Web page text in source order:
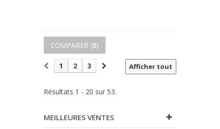
COMPARER (0)
Afficher tout
1 2 3
Résultats 1 - 20 sur 53.
MEILLEURES VENTES